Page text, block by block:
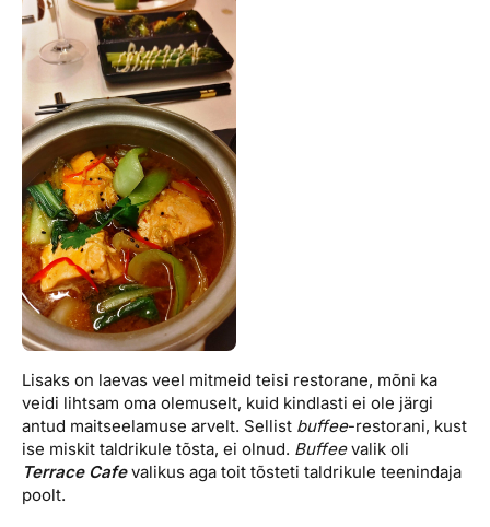
Lisaks on laevas veel mitmeid teisi restorane, mõni ka
veidi lihtsam oma olemuselt, kuid kindlasti ei ole järgi
antud maitseelamuse arvelt. Sellist buffee-restorani, kust
ise miskit taldrikule tõsta, ei olnud. Buffeevalik oli
Terrace Cafevalikus aga toit tõsteti taldrikule teenindaja
poolt.